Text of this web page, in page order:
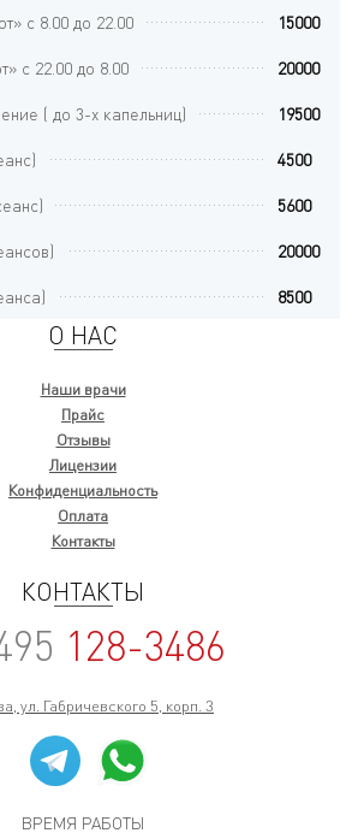
с 8.00 до 22.00 15000
с 22.00 до 8.00 20000
( до 3-х капельниц) 19500
4500
5600
20000
8500
О НАС
Наши врачи
Прайс
Отзывы
Лицензии
Конфиденциальность
Оплата
Контакты
КОНТАКТЫ
128-3486
ул. Габричевского 5, корп. 3
ВРЕМЯ РАБОТЫ